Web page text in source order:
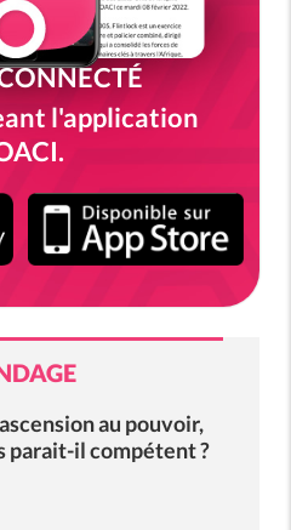
l'application
au pouvoir,
parait-il compétent ?